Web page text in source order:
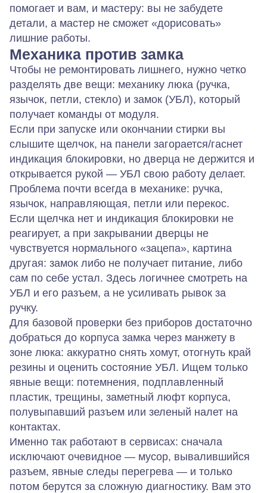
помогает и вам, и мастеру: вы не забудете
детали, а мастер не сможет «дорисовать»
лишние работы.
Механика против замка
Чтобы не ремонтировать лишнего, нужно четко
разделять две вещи: механику люка (ручка,
язычок, петли, стекло) и замок (УБЛ), который
получает команды от модуля.
Если при запуске или окончании стирки вы
слышите щелчок, на панели загорается/гаснет
индикация блокировки, но дверца не держится и
открывается рукой — УБЛ свою работу делает.
Проблема почти всегда в механике: ручка,
язычок, направляющая, петли или перекос.
Если щелчка нет и индикация блокировки не
реагирует, а при закрывании дверцы не
чувствуется нормального «зацепа», картина
другая: замок либо не получает питание, либо
сам по себе устал. Здесь логичнее смотреть на
УБЛ и его разъем, а не усиливать рывок за
ручку.
Для базовой проверки без приборов достаточно
добраться до корпуса замка через манжету в
зоне люка: аккуратно снять хомут, отогнуть край
резины и оценить состояние УБЛ. Ищем только
явные вещи: потемнения, подплавленный
пластик, трещины, заметный люфт корпуса,
полувыпавший разъем или зеленый налет на
контактах.
Именно так работают в сервисах: сначала
исключают очевидное — мусор, вывалившийся
разъем, явные следы перегрева — и только
потом берутся за сложную диагностику. Вам это